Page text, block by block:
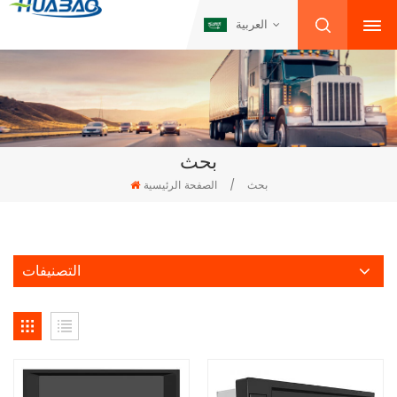
العربية
بحث
الصفحة الرئيسية / بحث
التصنيفات